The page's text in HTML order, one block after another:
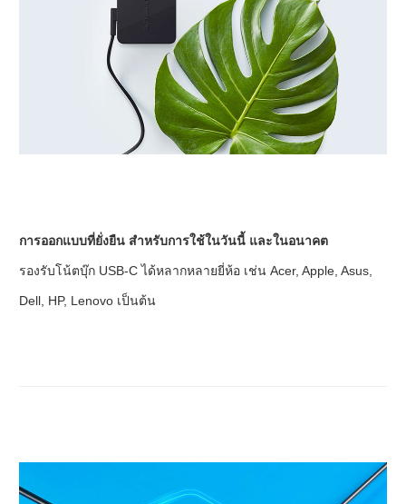
การออกแบบที่ยั่งยืน สำหรับการใช้ในวันนี้ และในอนาคต
รองรับโน้ตบุ๊ก USB-C ได้หลากหลายยี่ห้อ เช่น Acer, Apple, Asus,
Dell, HP, Lenovo เป็นต้น